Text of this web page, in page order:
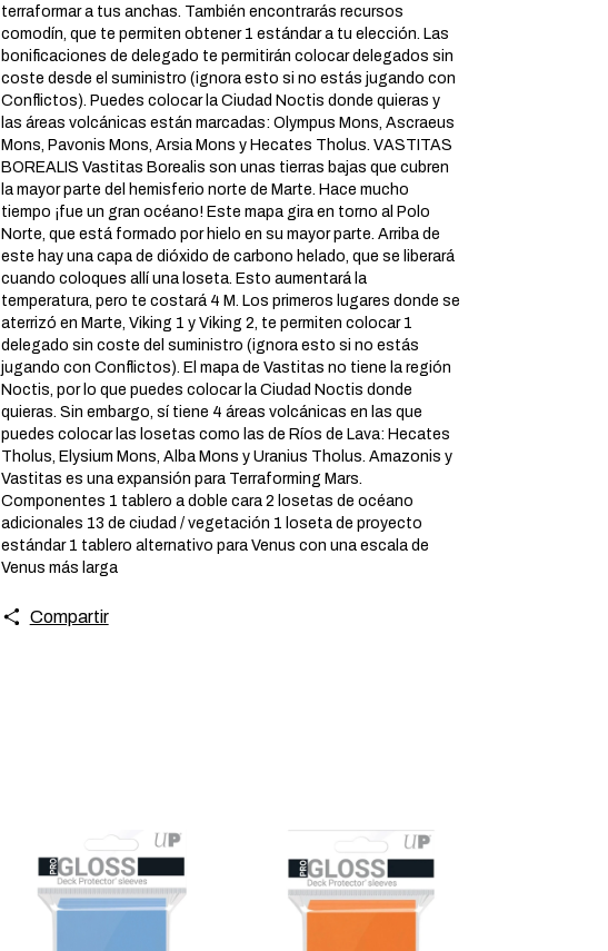
terraformar a tus anchas. También encontrarás recursos
comodín, que te permiten obtener 1 estándar a tu elección. Las
bonificaciones de delegado te permitirán colocar delegados sin
coste desde el suministro (ignora esto si no estás jugando con
Conflictos). Puedes colocar la Ciudad Noctis donde quieras y
las áreas volcánicas están marcadas: Olympus Mons, Ascraeus
Mons, Pavonis Mons, Arsia Mons y Hecates Tholus. VASTITAS
BOREALIS Vastitas Borealis son unas tierras bajas que cubren
la mayor parte del hemisferio norte de Marte. Hace mucho
tiempo ¡fue un gran océano! Este mapa gira en torno al Polo
Norte, que está formado por hielo en su mayor parte. Arriba de
este hay una capa de dióxido de carbono helado, que se liberará
cuando coloques allí una loseta. Esto aumentará la
temperatura, pero te costará 4 M. Los primeros lugares donde se
aterrizó en Marte, Viking 1 y Viking 2, te permiten colocar 1
delegado sin coste del suministro (ignora esto si no estás
jugando con Conflictos). El mapa de Vastitas no tiene la región
Noctis, por lo que puedes colocar la Ciudad Noctis donde
quieras. Sin embargo, sí tiene 4 áreas volcánicas en las que
puedes colocar las losetas como las de Ríos de Lava: Hecates
Tholus, Elysium Mons, Alba Mons y Uranius Tholus. Amazonis y
Vastitas es una expansión para Terraforming Mars.
Componentes 1 tablero a doble cara 2 losetas de océano
adicionales 13 de ciudad / vegetación 1 loseta de proyecto
estándar 1 tablero alternativo para Venus con una escala de
Venus más larga
Compartir